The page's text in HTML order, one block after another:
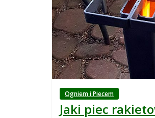
j
s
kOgniem i Piecem
Jaki piec